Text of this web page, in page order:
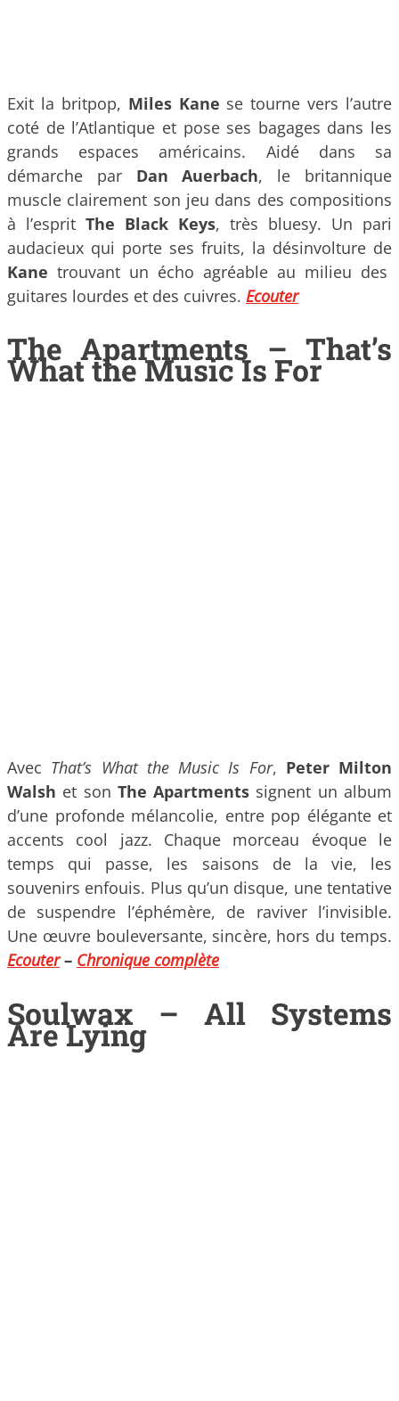
Exit la britpop, Miles Kane se tourne vers l’autre
coté de l’Atlantique et pose ses bagages dans les
grands espaces américains. Aidé dans sa
démarche par Dan Auerbach, le britannique
muscle clairement son jeu dans des compositions
à l’esprit The Black Keys, très bluesy. Un pari
audacieux qui porte ses fruits, la désinvolture de
Kane trouvant un écho agréable au milieu des
guitares lourdes et des cuivres. Ecouter
The Apartments – That’s
What the Music Is For
Avec That’s What the Music Is For, Peter Milton
Walsh et son The Apartments signent un album
d’une profonde mélancolie, entre pop élégante et
accents cool jazz. Chaque morceau évoque le
temps qui passe, les saisons de la vie, les
souvenirs enfouis. Plus qu’un disque, une tentative
de suspendre l’éphémère, de raviver l’invisible.
Une œuvre bouleversante, sincère, hors du temps.
Ecouter– Chronique complète
Soulwax – All Systems
Are Lying